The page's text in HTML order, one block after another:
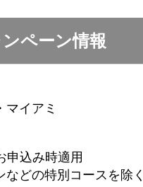
ペーン情報
イアミ
申込み時適用
などの特別コースを除